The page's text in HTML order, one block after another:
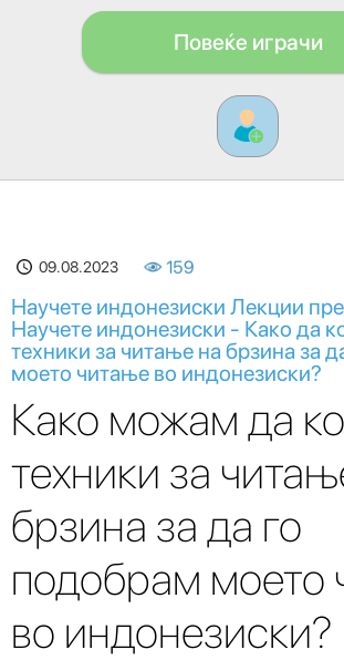
Повеќе играчи
09.08.2023 159
Научете индонезиски Лекции
Научете индонезиски - Како да
техники за читање на брзина за
моето читање во индонезиски?
Како можам да
техники за
брзина за да го
подобрам моето
во индонезиски?